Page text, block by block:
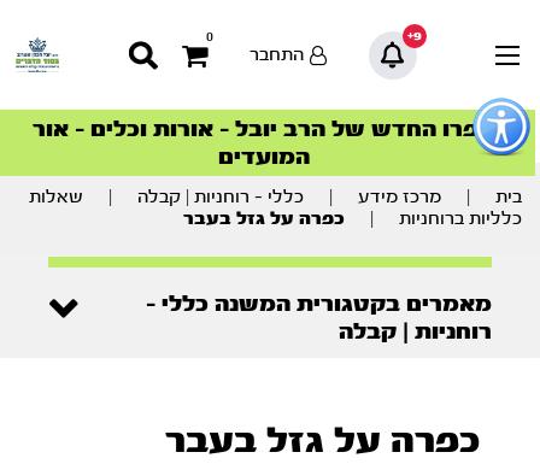
כפתור
לפתיחת
תפריט
9+
0
התחבר
סדרות הפודקאסטים
הסדרה המובילה החודש – דרך המלך
ספרו החדש של הרב יובל – אורות וכלים – אור
המועדים
הצטרפו למהפכת הבריאות הטבעית >
סדרות הפודקאסטים
הסדרה המובילה החודש – דרך המלך
בית מרכז מידע כללי - רוחניות | קבלה
שאלות
כלליות ברוחניות
כפרה על גזל בעבר
מאמרים בקטגורית המשנה כללי -
רוחניות | קבלה
כפרה על גזל בעבר